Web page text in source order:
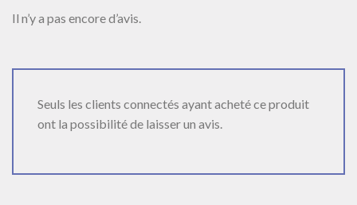
Il n’y a pas encore d’avis.
Seuls les clients connectés ayant acheté ce produit
ont la possibilité de laisser un avis.